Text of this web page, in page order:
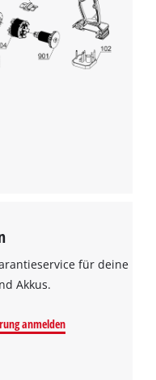
für deine
Akkus.
anmelden